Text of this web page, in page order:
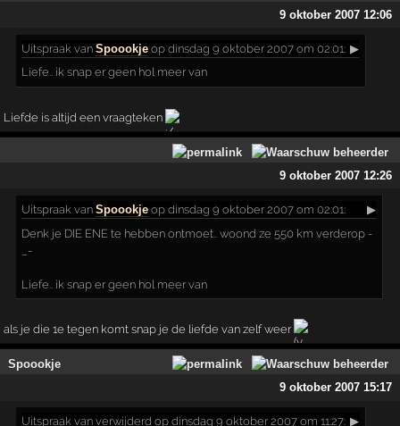
9 oktober 2007 12:06
Uitspraak vanSpoookje op dinsdag 9 oktober 2007 om 02:01: ▶
Liefe.. ik snap er geen hol meer van
Liefde is altijd een vraagteken
9 oktober 2007 12:26
Uitspraak vanSpoookje op dinsdag 9 oktober 2007 om 02:01:
▶
Denk je DIE ENE te hebben ontmoet.. woond ze 550 km verderop -
_-
Liefe.. ik snap er geen hol meer van
als je die 1e tegen komt snap je de liefde van zelf weer
Spoookje
9 oktober 2007 15:17
Uitspraak van verwijderd op dinsdag 9 oktober 2007 om 11:27: ▶